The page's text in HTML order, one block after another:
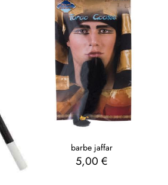
barbe jaffar
5,00 €